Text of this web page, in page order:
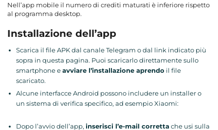
Nell’app mobile il numero di crediti maturati è inferiore rispetto
al programma desktop.
Installazione dell’app
Scarica il file APK dal canale Telegram o dal link indicato più
sopra in questa pagina. Puoi scaricarlo direttamente sullo
smartphone eavviare l’installazione aprendo il file
scaricato.
Alcune interfacce Android possono includere un installer o
un sistema di verifica specifico, ad esempio Xiaomi:
Dopo l’avvio dell’app, inserisci l’e-mail correttache usi sulla